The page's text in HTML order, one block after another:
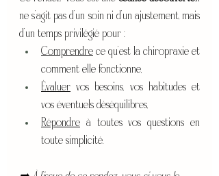
ne s’agit pas d’un soin ni d’un ajustement, mais
d’un temps privilégié pour :
Comprendre ce qu’est la chiropraxie et
comment elle fonctionne,
Évaluer vos besoins, vos habitudes et
vos éventuels déséquilibres,
Répondre à toutes vos questions en
toute simplicité.